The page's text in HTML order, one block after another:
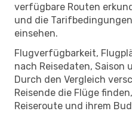
verfügbare Routen
und die
einsehen.
Flugverfügbarkeit,
nach Reisedaten, Saison
Durch den Vergleich
Reisende die Flüge
Reiseroute und ihrem